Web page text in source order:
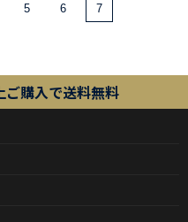
5 6 7
購入で送料無料